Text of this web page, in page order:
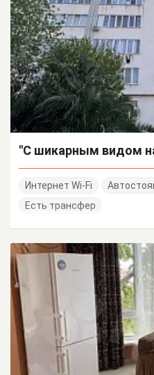
Интернет Wi-Fi
Есть трансфер